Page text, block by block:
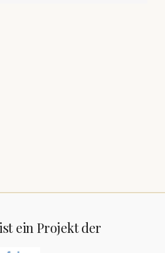
ein Projekt der